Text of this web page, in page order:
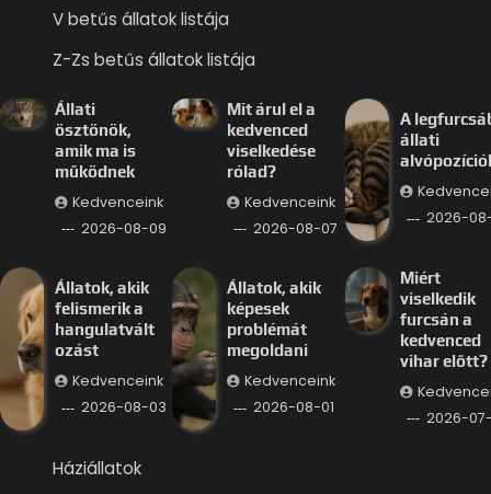
V betűs állatok listája
Z-Zs betűs állatok listája
Állati
ösztönök,
amik ma is
működnek
Kedvenceink
2026-08-09
Mit árul el a
kedvenced
viselkedése
rólad?
Kedvenceink
2026-08-07
A
állati
2026-
Állatok, akik
felismerik a
hangulatvált
ozást
Kedvenceink
2026-08-03
Állatok, akik
képesek
problémát
megoldani
Kedvenceink
2026-08-01
Miért
viselkedik
furcsán a
kedvenced
vihar előtt?
2026-
Háziállatok